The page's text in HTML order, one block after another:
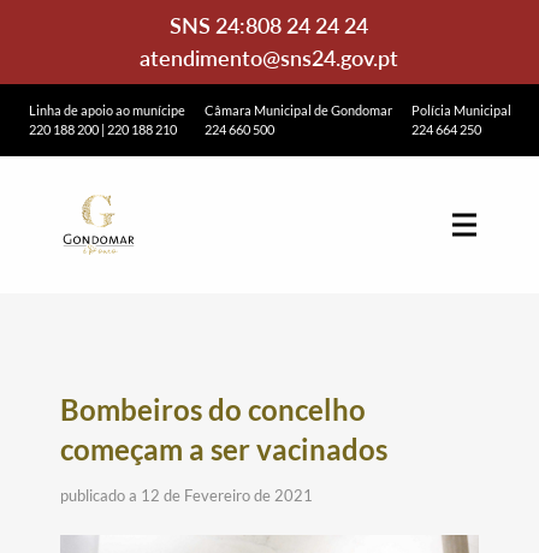
SNS 24:808 24 24 24
atendimento@sns24.gov.pt
Linha de apoio ao munícipe
220 188 200| 220 188 210
Câmara Municipal de Gondomar
224 660 500
Polícia Municipal
224 664 250
Bombeiros do concelho
começam a ser vacinados
publicado a 12 de Fevereiro de 2021